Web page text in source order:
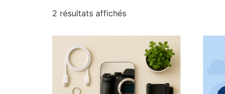
2 résultats affichés